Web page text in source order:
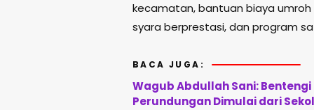
kecamatan, bantuan biaya
syara berprestasi, dan program
BACA JUGA:
Wagub Abdullah Sani: Bentengi
Perundungan Dimulai dari